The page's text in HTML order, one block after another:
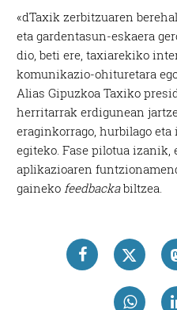
«dTaxik zerbitzuaren
eta gardentasun-eskaera
dio, beti ere, taxiarekiko
komunikazio-ohituretara
Alias Gipuzkoa Taxiko
herritarrak erdigunean
eraginkorrago, hurbilago
egiteko. Fase pilotua
aplikazioaren
gaineko feedbackabiltzea.